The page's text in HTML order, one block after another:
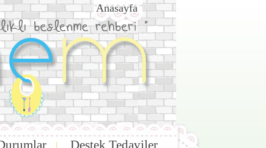
Anasayfa
| Destek Tedaviler